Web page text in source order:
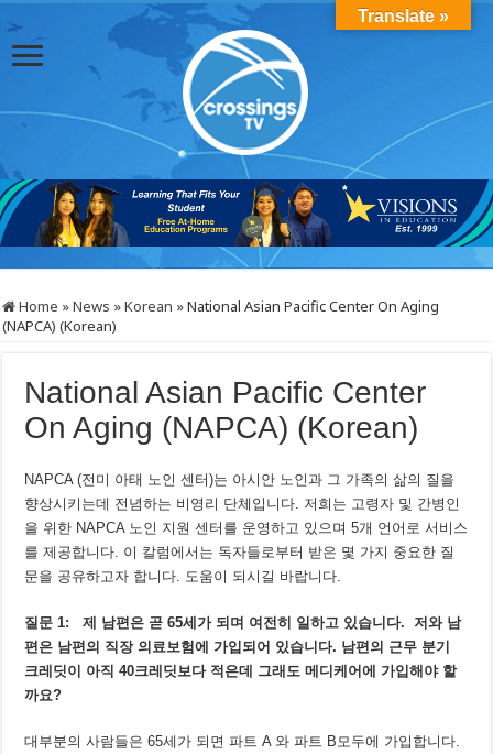
Home »News »Korean »National Asian Pacific Center On Aging
(NAPCA) (Korean)
National Asian Pacific Center
On Aging (NAPCA) (Korean)
NAPCA (전미 아태 노인 센터)는 아시안 노인과 그 가족의 삶의 질을
향상시키는데 전념하는 비영리 단체입니다. 저희는 고령자 및 간병인
을 위한 NAPCA 노인 지원 센터를 운영하고 있으며 5개 언어로 서비스
를 제공합니다. 이 칼럼에서는 독자들로부터 받은 몇 가지 중요한 질
문을 공유하고자 합니다. 도움이 되시길 바랍니다.
질문 1:제 남편은 곧 65세가 되며 여전히 일하고 있습니다. 저와 남
편은 남편의 직장 의료보험에 가입되어 있습니다. 남편의 근무 분기
크레딧이
아직 40크레딧보다 적은데 그래도 메디케어에 가입해야 할
까요?
대부분의 사람들은 65세가 되면 파트 A 와 파트 B모두에 가입합니다.
Translate »